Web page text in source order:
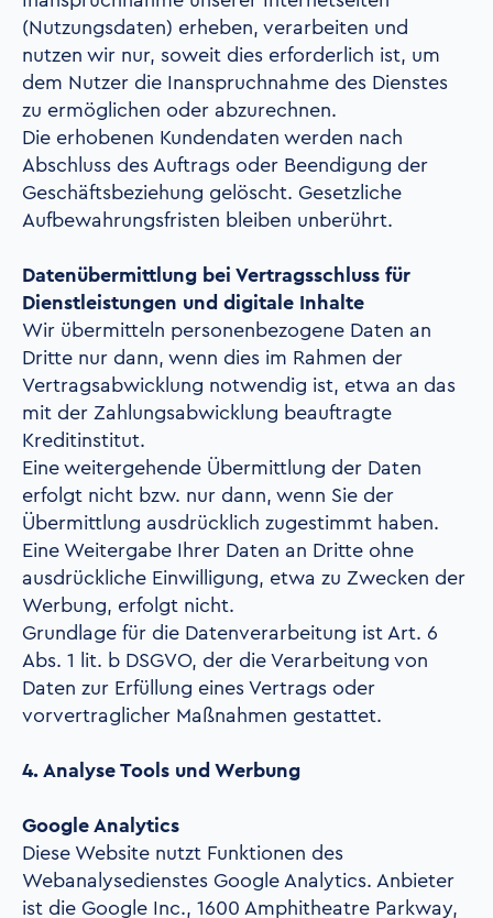
(Nutzungsdaten) erheben, verarbeiten und
nutzen wir nur, soweit dies erforderlich ist, um
dem Nutzer die Inanspruchnahme des Dienstes
zu ermöglichen oder abzurechnen.
Die erhobenen Kundendaten werden nach
Abschluss des Auftrags oder Beendigung der
Geschäftsbeziehung gelöscht. Gesetzliche
Aufbewahrungsfristen bleiben unberührt.
Datenübermittlung bei Vertragsschluss für
Dienstleistungen und digitale Inhalte
Wir übermitteln personenbezogene Daten an
Dritte nur dann, wenn dies im Rahmen der
Vertragsabwicklung notwendig ist, etwa an das
mit der Zahlungsabwicklung beauftragte
Kreditinstitut.
Eine weitergehende Übermittlung der Daten
erfolgt nicht bzw. nur dann, wenn Sie der
Übermittlung ausdrücklich zugestimmt haben.
Eine Weitergabe Ihrer Daten an Dritte ohne
ausdrückliche Einwilligung, etwa zu Zwecken der
Werbung, erfolgt nicht.
Grundlage für die Datenverarbeitung ist Art. 6
Abs. 1 lit. b DSGVO, der die Verarbeitung von
Daten zur Erfüllung eines Vertrags oder
vorvertraglicher Maßnahmen gestattet.
4. Analyse Tools und Werbung
Google Analytics
Diese Website nutzt Funktionen des
Webanalysedienstes Google Analytics. Anbieter
ist die Google Inc., 1600 Amphitheatre Parkway,